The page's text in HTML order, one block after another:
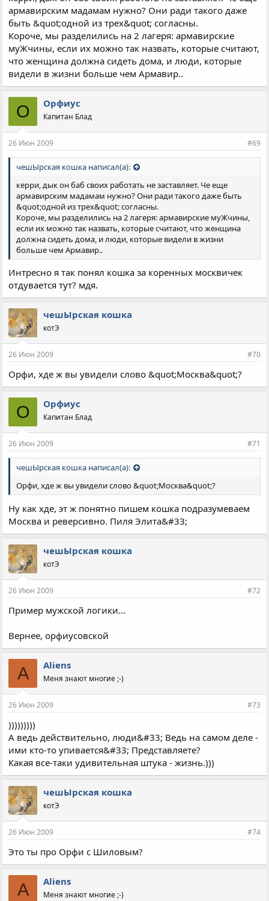
армавирским мадамам нужно? Они ради такого даже
быть &quot;одной из трех&quot; согласны.
Короче, мы разделились на 2 лагеря: армавирские
муЖчины, если их можно так назвать, которые считают,
что женщина должна сидеть дома, и люди, которые
видели в жизни больше чем Армавир..
О Орфиус
Капитан Блад
26 Июн 2009 #69
чешЫрская кошка написал(а):
керри, дык он баб своих работать не заставляет. Че еще
армавирским мадамам нужно? Они ради такого даже быть
&quot;одной из трех&quot; согласны.
Короче, мы разделились на 2 лагеря: армавирские муЖчины,
если их можно так назвать, которые считают, что женщина
должна сидеть дома, и люди, которые видели в жизни
больше чем Армавир..
Интресно я так понял кошка за коренных москвичек
отдувается тут? мдя.
чешЫрская кошка
котЭ
26 Июн 2009 #70
Орфи, хде ж вы увидели слово &quot;Москва&quot;?
О Орфиус
Капитан Блад
26 Июн 2009 #71
чешЫрская кошка написал(а):
Орфи, хде ж вы увидели слово &quot;Москва&quot;?
Ну как хде, эт ж понятно пишем кошка подразумеваем
Москва и реверсивно. Пиля Элита&#33;
чешЫрская кошка
котЭ
26 Июн 2009 #72
Пример мужской логики...
Вернее, орфиусовской
A Aliens
Меня знают многие ;-)
26 Июн 2009 #73
)))))))))
А ведь действительно, люди&#33; Ведь на самом деле -
ими кто-то упивается&#33; Представляете?
Какая все-таки удивительная штука - жизнь.)))
чешЫрская кошка
котЭ
26 Июн 2009 #74
Это ты про Орфи с Шиловым?
A Aliens
Меня знают многие ;-)